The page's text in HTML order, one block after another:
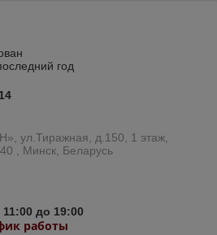
год
ул.Тиражная, д.150, 1 этаж,
, Минск, Беларусь
до 19:00
работы